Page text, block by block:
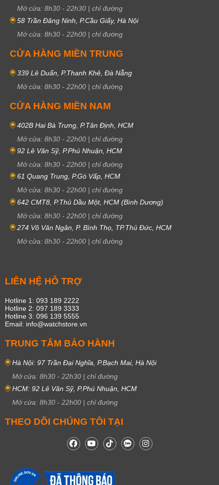
Mở cửa: 8h30 - 22h30 | chỉ đường
58 Trần Đăng Ninh, P.Cầu Giấy, Hà Nội
Mở cửa: 8h30 - 22h00 | chỉ đường
CỬA HÀNG MIỀN TRUNG
339 Lê Duẩn, P.Thanh Khê, Đà Nẵng
Mở cửa: 8h30 - 22h00 | chỉ đường
CỬA HÀNG MIỀN NAM
402B Hai Bà Trưng, P.Tân Định, HCM
Mở cửa: 8h30 - 22h00 | chỉ đường
92 Lê Văn Sỹ, P.Phú Nhuận, HCM
Mở cửa: 8h30 - 22h00 | chỉ đường
61 Quang Trung, P.Gò Vấp, HCM
Mở cửa: 8h30 - 22h00 | chỉ đường
642 CMT8, P.Thủ Dầu Một, HCM (Bình Dương)
Mở cửa: 8h30 - 22h00 | chỉ đường
274 Võ Văn Ngân, P. Bình Thọ, TP.Thủ Đức, HCM
Mở cửa: 8h30 - 22h00 | chỉ đường
LIÊN HỆ HỖ TRỢ
Hotline 1: 093 189 2222
Hotline 2: 097 189 3333
Hotline 3: 096 139 5555
Email: info@watchstore.vn
TRUNG TÂM BẢO HÀNH
Hà Nội: 97 Trần Đại Nghĩa, P.Bạch Mai, Hà Nội
Mở cửa: 8h30 - 22h30 | chỉ đường
HCM: 92 Lê Văn Sỹ, P.Phú Nhuận, HCM
Mở cửa: 8h30 - 22h00 | chỉ đường
THEO DÕI CHÚNG TÔI TẠI